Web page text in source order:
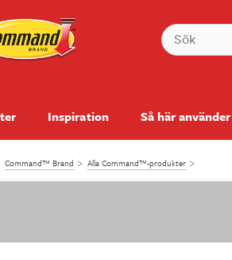
Inspiration Så här använder
Command™ Brand Alla Command™-produkter